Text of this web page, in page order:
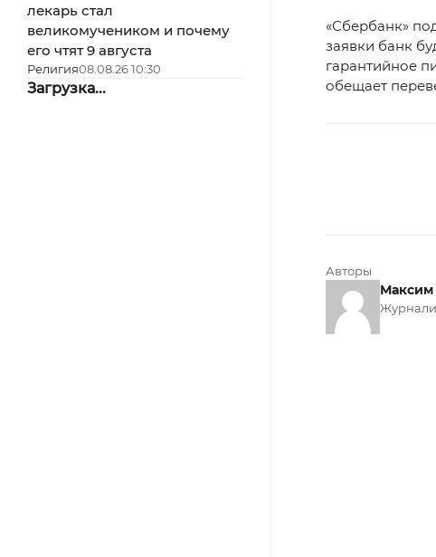
лекарь стал
великомучеником и почему
его чтят 9 августа
Религия08.08.26 10:30
Загрузка...
«Сбербанк»
заявки банк
гарантийное
обещает
Авторы
Максим